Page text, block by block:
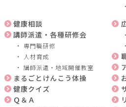
健康相談
講師派遣・各種研修会
専門職研修
人材育成
講師派遣・地域開催教室
まるごとけんこう体操
健康クイズ
Ｑ＆Ａ